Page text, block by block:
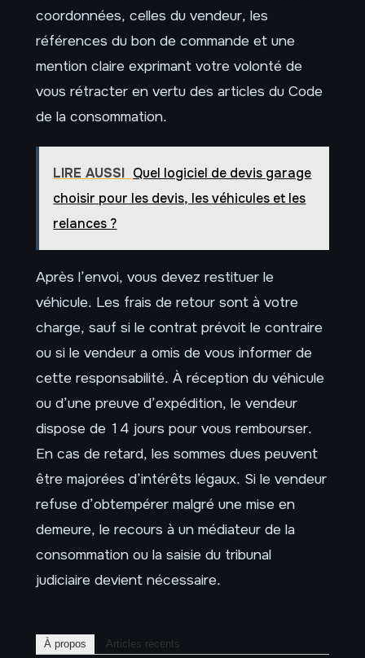
coordonnées, celles du vendeur, les
références du bon de commande et une
mention claire exprimant votre volonté de
vous rétracter en vertu des articles du Code
de la consommation.
LIRE AUSSI Quel logiciel de devis garage
choisir pour les devis, les véhicules et les
relances ?
Après l’envoi, vous devez restituer le
véhicule. Les frais de retour sont à votre
charge, sauf si le contrat prévoit le contraire
ou si le vendeur a omis de vous informer de
cette responsabilité. À réception du véhicule
ou d’une preuve d’expédition, le vendeur
dispose de 14 jours pour vous rembourser.
En cas de retard, les sommes dues peuvent
être majorées d’intérêts légaux. Si le vendeur
refuse d’obtempérer malgré une mise en
demeure, le recours à un médiateur de la
consommation ou la saisie du tribunal
judiciaire devient nécessaire.
À propos Articles récents